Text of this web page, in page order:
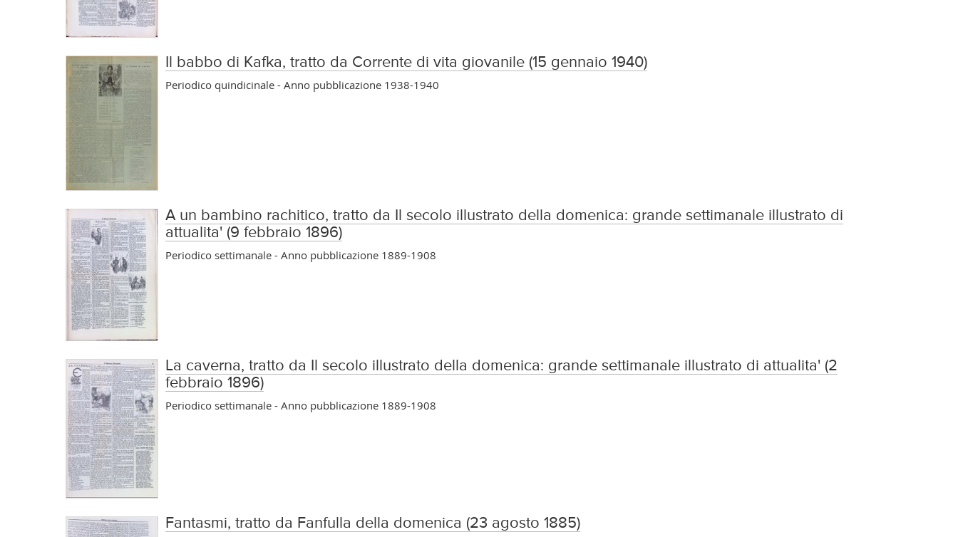
Il babbo di Kafka, tratto da Corrente di vita giovanile (15 gennaio 1940)
Periodico quindicinale - Anno pubblicazione 1938-1940
A un bambino rachitico, tratto da Il secolo illustrato della domenica: grande settimanale illustrato di
attualita' (9 febbraio 1896)
Periodico settimanale - Anno pubblicazione 1889-1908
La caverna, tratto da Il secolo illustrato della domenica: grande settimanale illustrato di attualita' (2
febbraio 1896)
Periodico settimanale - Anno pubblicazione 1889-1908
Fantasmi, tratto da Fanfulla della domenica (23 agosto 1885)